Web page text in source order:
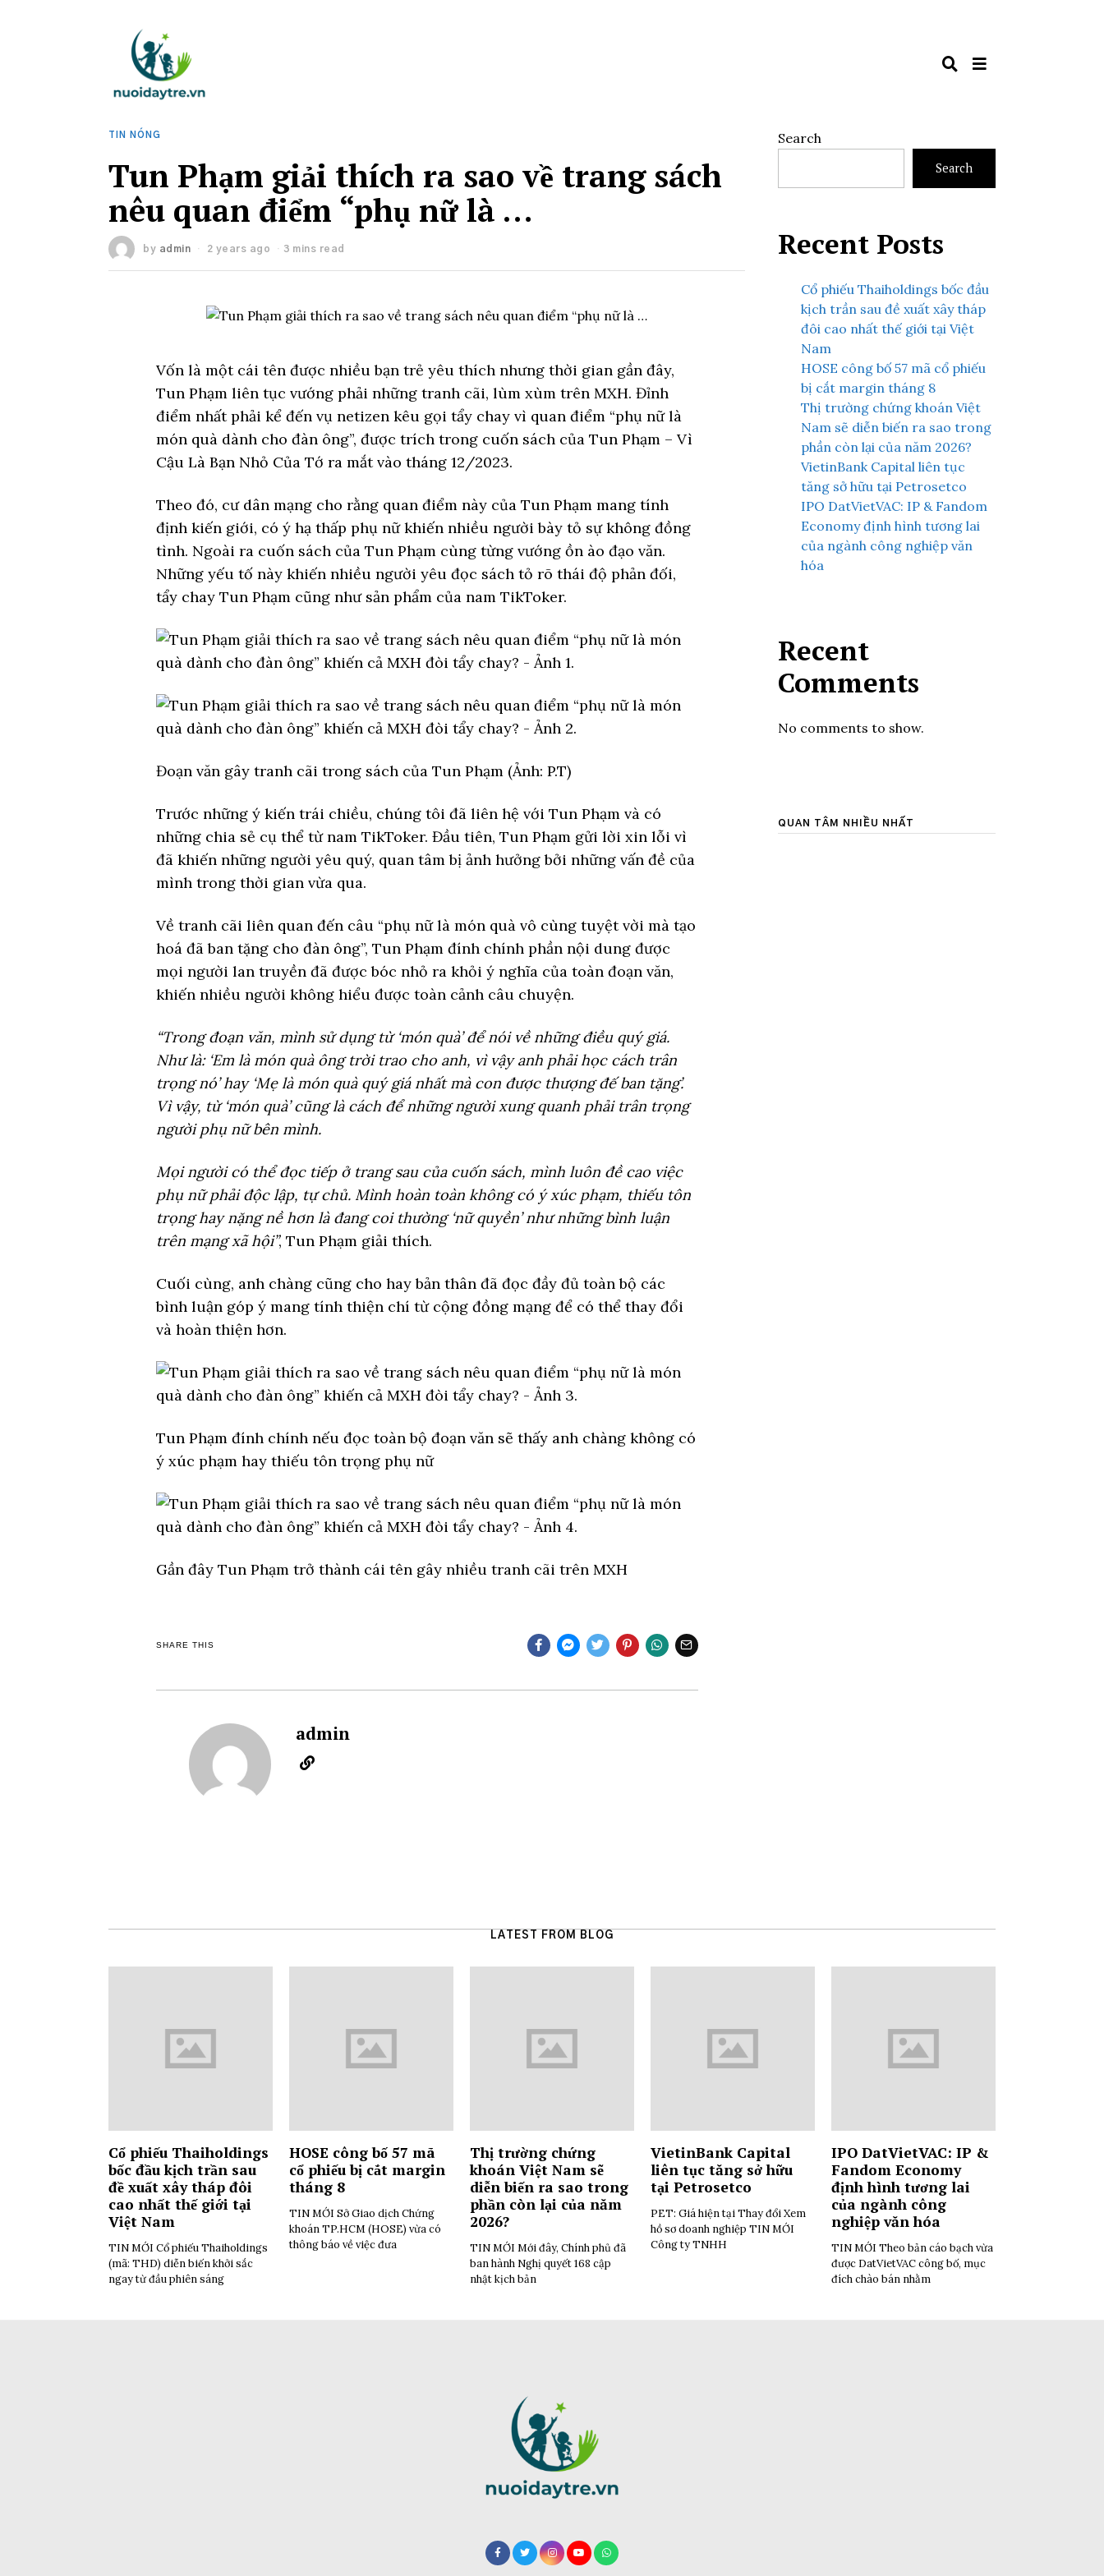
TIN NÓNG
Tun Phạm giải thích ra sao về trang sách
nêu quan điểm “phụ nữ là …
by admin 2 years ago 3 mins read
Vốn là một cái tên được nhiều bạn trẻ yêu thích nhưng thời gian gần đây,
Tun Phạm liên tục vướng phải những tranh cãi, lùm xùm trên MXH. Đỉnh
điểm nhất phải kể đến vụ netizen kêu gọi tẩy chay vì quan điểm “phụ nữ là
món quà dành cho đàn ông”, được trích trong cuốn sách của Tun Phạm – Vì
Cậu Là Bạn Nhỏ Của Tớ ra mắt vào tháng 12/2023.
Theo đó, cư dân mạng cho rằng quan điểm này của Tun Phạm mang tính
định kiến giới, có ý hạ thấp phụ nữ khiến nhiều người bày tỏ sự không đồng
tình. Ngoài ra cuốn sách của Tun Phạm cùng từng vướng ồn ào đạo văn.
Những yếu tố này khiến nhiều người yêu đọc sách tỏ rõ thái độ phản đối,
tẩy chay Tun Phạm cũng như sản phẩm của nam TikToker.
Đoạn văn gây tranh cãi trong sách của Tun Phạm (Ảnh: P.T)
Trước những ý kiến trái chiều, chúng tôi đã liên hệ với Tun Phạm và có
những chia sẻ cụ thể từ nam TikToker. Đầu tiên, Tun Phạm gửi lời xin lỗi vì
đã khiến những người yêu quý, quan tâm bị ảnh hưởng bởi những vấn đề của
mình trong thời gian vừa qua.
Về tranh cãi liên quan đến câu “phụ nữ là món quà vô cùng tuyệt vời mà tạo
hoá đã ban tặng cho đàn ông”, Tun Phạm đính chính phần nội dung được
mọi người lan truyền đã được bóc nhỏ ra khỏi ý nghĩa của toàn đoạn văn,
khiến nhiều người không hiểu được toàn cảnh câu chuyện.
“Trong đoạn văn, mình sử dụng từ ‘món quà’ để nói về những điều quý giá.
Như là: ‘Em là món quà ông trời trao cho anh, vì vậy anh phải học cách trân
trọng nó’ hay ‘Mẹ là món quà quý giá nhất mà con được thượng đế ban tặng’.
Vì vậy, từ ‘món quà’ cũng là cách để những người xung quanh phải trân trọng
người phụ nữ bên mình.
Mọi người có thể đọc tiếp ở trang sau của cuốn sách, mình luôn đề cao việc
phụ nữ phải độc lập, tự chủ. Mình hoàn toàn không có ý xúc phạm, thiếu tôn
trọng hay nặng nề hơn là đang coi thường ‘nữ quyền’như những bình luận
trên mạng xã hội”, Tun Phạm giải thích.
Cuối cùng, anh chàng cũng cho hay bản thân đã đọc đầy đủ toàn bộ các
bình luận góp ý mang tính thiện chí từ cộng đồng mạng để có thể thay đổi
và hoàn thiện hơn.
Tun Phạm đính chính nếu đọc toàn bộ đoạn văn sẽ thấy anh chàng không có
ý xúc phạm hay thiếu tôn trọng phụ nữ
Gần đây Tun Phạm trở thành cái tên gây nhiều tranh cãi trên MXH
SHARE THIS
admin
Search
Search
Recent Posts
Cổ phiếu Thaiholdings bốc đầu
kịch trần sau đề xuất xây tháp
đôi cao nhất thế giới tại Việt
Nam
HOSE công bố 57 mã cổ phiếu
bị cắt margin tháng 8
Thị trường chứng khoán Việt
Nam sẽ diễn biến ra sao trong
phần còn lại của năm 2026?
VietinBank Capital liên tục
tăng sở hữu tại Petrosetco
IPO DatVietVAC: IP & Fandom
Economy định hình tương lai
của ngành công nghiệp văn
hóa
Recent
Comments
No comments to show.
QUAN TÂM NHIỀU NHẤT
LATEST FROM BLOG
Cổ phiếu Thaiholdings
bốc đầu kịch trần sau
đề xuất xây tháp đôi
cao nhất thế giới tại
Việt Nam
TIN MỚI Cổ phiếu Thaiholdings
(mã: THD) diễn biến khởi sắc
ngay từ đầu phiên sáng
HOSE công bố 57 mã
cổ phiếu bị cắt margin
tháng 8
TIN MỚI Sở Giao dịch Chứng
khoán TP.HCM (HOSE) vừa có
thông báo về việc đưa
Thị trường chứng
khoán Việt Nam sẽ
diễn biến ra sao trong
phần còn lại của năm
2026?
TIN MỚI Mới đây, Chính phủ đã
ban hành Nghị quyết 168 cập
nhật kịch bản
VietinBank Capital
liên tục tăng sở hữu
tại Petrosetco
PET: Giá hiện tại Thay đổi Xem
hồ sơ doanh nghiệp TIN MỚI
Công ty TNHH
IPO DatVietVAC: IP &
Fandom Economy
định hình tương lai
của ngành công
nghiệp văn hóa
TIN MỚI Theo bản cáo bạch vừa
được DatVietVAC công bố, mục
đích chào bán nhằm